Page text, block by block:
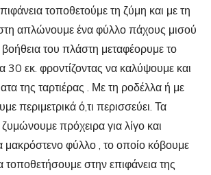
τοποθετούμε τη ζύμη και με τη
απλώνουμε ένα φύλλο πάχους μισού
του πλάστη μεταφέορυμε το
30 εκ. φροντίζοντας να καλύψουμε και
της ταρτιέρας . Με τη ροδέλλα ή με
περιμετρικά ό,τι περισσεύει. Τα
πρόχειρα για λίγο και
μακρόστενο φύλλο , το οποίο κόβουμε
τοποθετήσουμε στην επιφάνεια της